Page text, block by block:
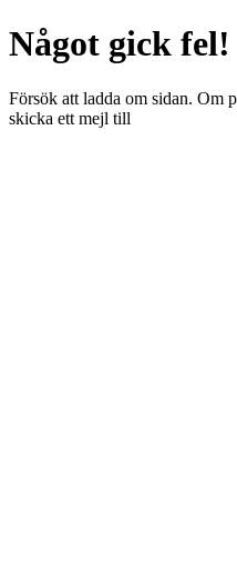
Något gick fel!
Försök att ladda om sidan. Om
skicka ett mejl till